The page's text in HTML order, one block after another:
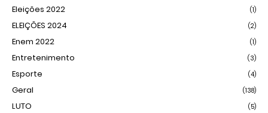
Eleições 2022 (1)
ELEIÇÕES 2024 (2)
Enem 2022 (1)
Entretenimento (3)
Esporte (4)
Geral (138)
LUTO (5)